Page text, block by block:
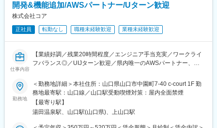
そんな方にぴったりのポジションです◎
変更の範囲：会社の定める業務
に近い業務改善をサポートしております。
■組織情報：
エンジニアは10名在籍。30代部長はじめ20～30代で構成しており
ます。
■中途入社者の声：
開発では、あまり経験のなかった分野（フロントエンド）は、初
くれましたので、不安に思うことは一切ありませんでした。
自分からの提案は、納得してもらえればしっかり取り入れられる
ので、自身で色々考えて進めたい！という方にはベストマッチか
と思います。
開発&機能追加/AWSパートナー/Uターン歓迎
株式会社コア
正社員 転勤なし 職種未経験歓迎 業種未経験歓迎
仕事内容
【業績好調／残業20時間程度／エンジニア手当充実／ワークライ
フバランス◎／UIJターン歓迎／県内唯一のAWSパートナー、
■業務内容：
国内外向けのWebサービス開発に携わりながら、医学やスポーツ
分野で社会に貢献します。以下はプロジェクトの一例です。
・大～中規模の顧客管理システムの開発と運用
・業界ユーザー数No.1のスマホアプリ開発と運用
・イベント用システムの開発と運用
勤務地
＜勤務地詳細＞本社住所：山口県山口市中園町7-40 c-court 1F 勤
務地最寄駅：山口線／山口駅受動喫煙対策：屋内全面禁煙
【最寄り駅】
湯田温泉駅、山口駅(山口県)、上山口駅